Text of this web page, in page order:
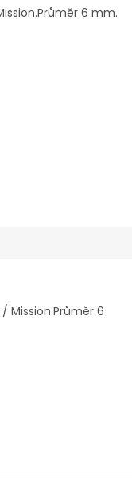
6 mm.
Mission.Průměr 6